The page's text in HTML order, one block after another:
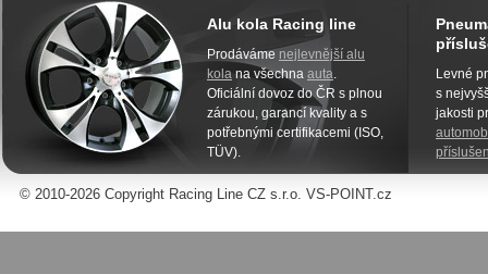
Alu kola Racing line
Prodáváme nejlevnější alu
kola na všechna auta.
Oficiální dovoz do ČR s plnou
zárukou, garancí kvality a s
potřebnými certifikacemi (ISO,
TÜV).
Levné
s
jakosti
© 2010-2026 Copyright Racing Line CZ s.r.o. VS-POINT.cz